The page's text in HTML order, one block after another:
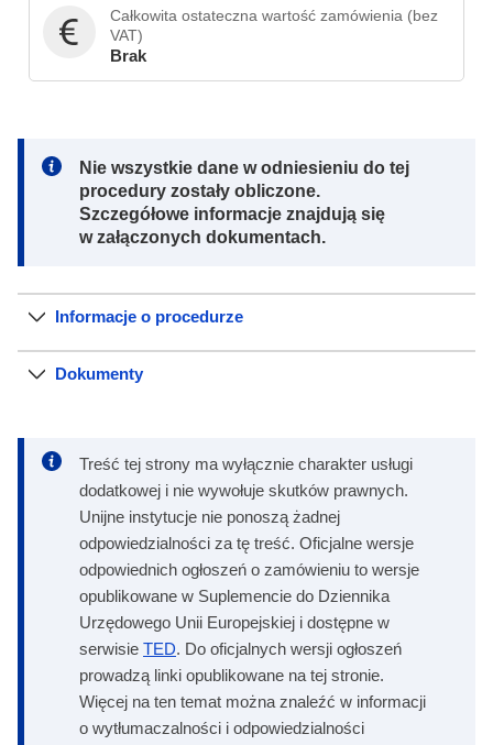
Całkowita ostateczna wartość zamówienia (bez
VAT)
Brak
Note:
Nie wszystkie dane w odniesieniu do tej
procedury zostały obliczone.
Szczegółowe informacje znajdują się
w załączonych dokumentach.
Informacje o procedurze
Dokumenty
Treść tej strony ma wyłącznie charakter usługi
dodatkowej i nie wywołuje skutków prawnych.
Unijne instytucje nie ponoszą żadnej
odpowiedzialności za tę treść. Oficjalne wersje
odpowiednich ogłoszeń o zamówieniu to wersje
opublikowane w Suplemencie do Dziennika
Urzędowego Unii Europejskiej i dostępne w
serwisie TED. Do oficjalnych wersji ogłoszeń
prowadzą linki opublikowane na tej stronie.
Więcej na ten temat można znaleźć w informacji
o wytłumaczalności i odpowiedzialności